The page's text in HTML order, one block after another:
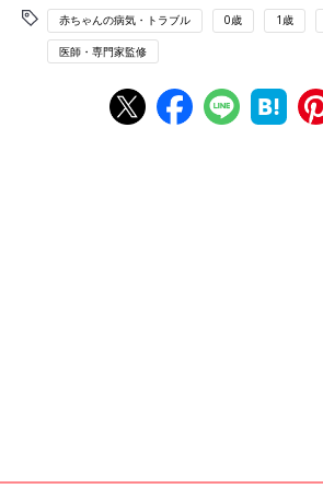
赤ちゃんの病気・トラブル 0歳 1歳
医師・専門家監修